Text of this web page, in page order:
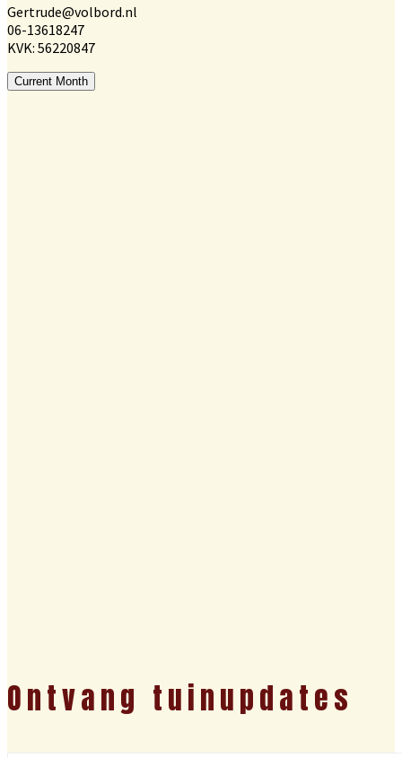
Gertrude@volbord.nl
06-13618247
KVK: 56220847
Current Month
Ontvang tuinupdates